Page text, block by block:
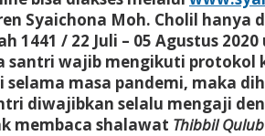
Syaichona Moh. Cholil hanya
1441 / 22 Juli – 05 Agustus
santri wajib mengikuti
masa pandemi, maka
diwajibkan selalu mengaji
membaca shalawat Thibbil Qulub